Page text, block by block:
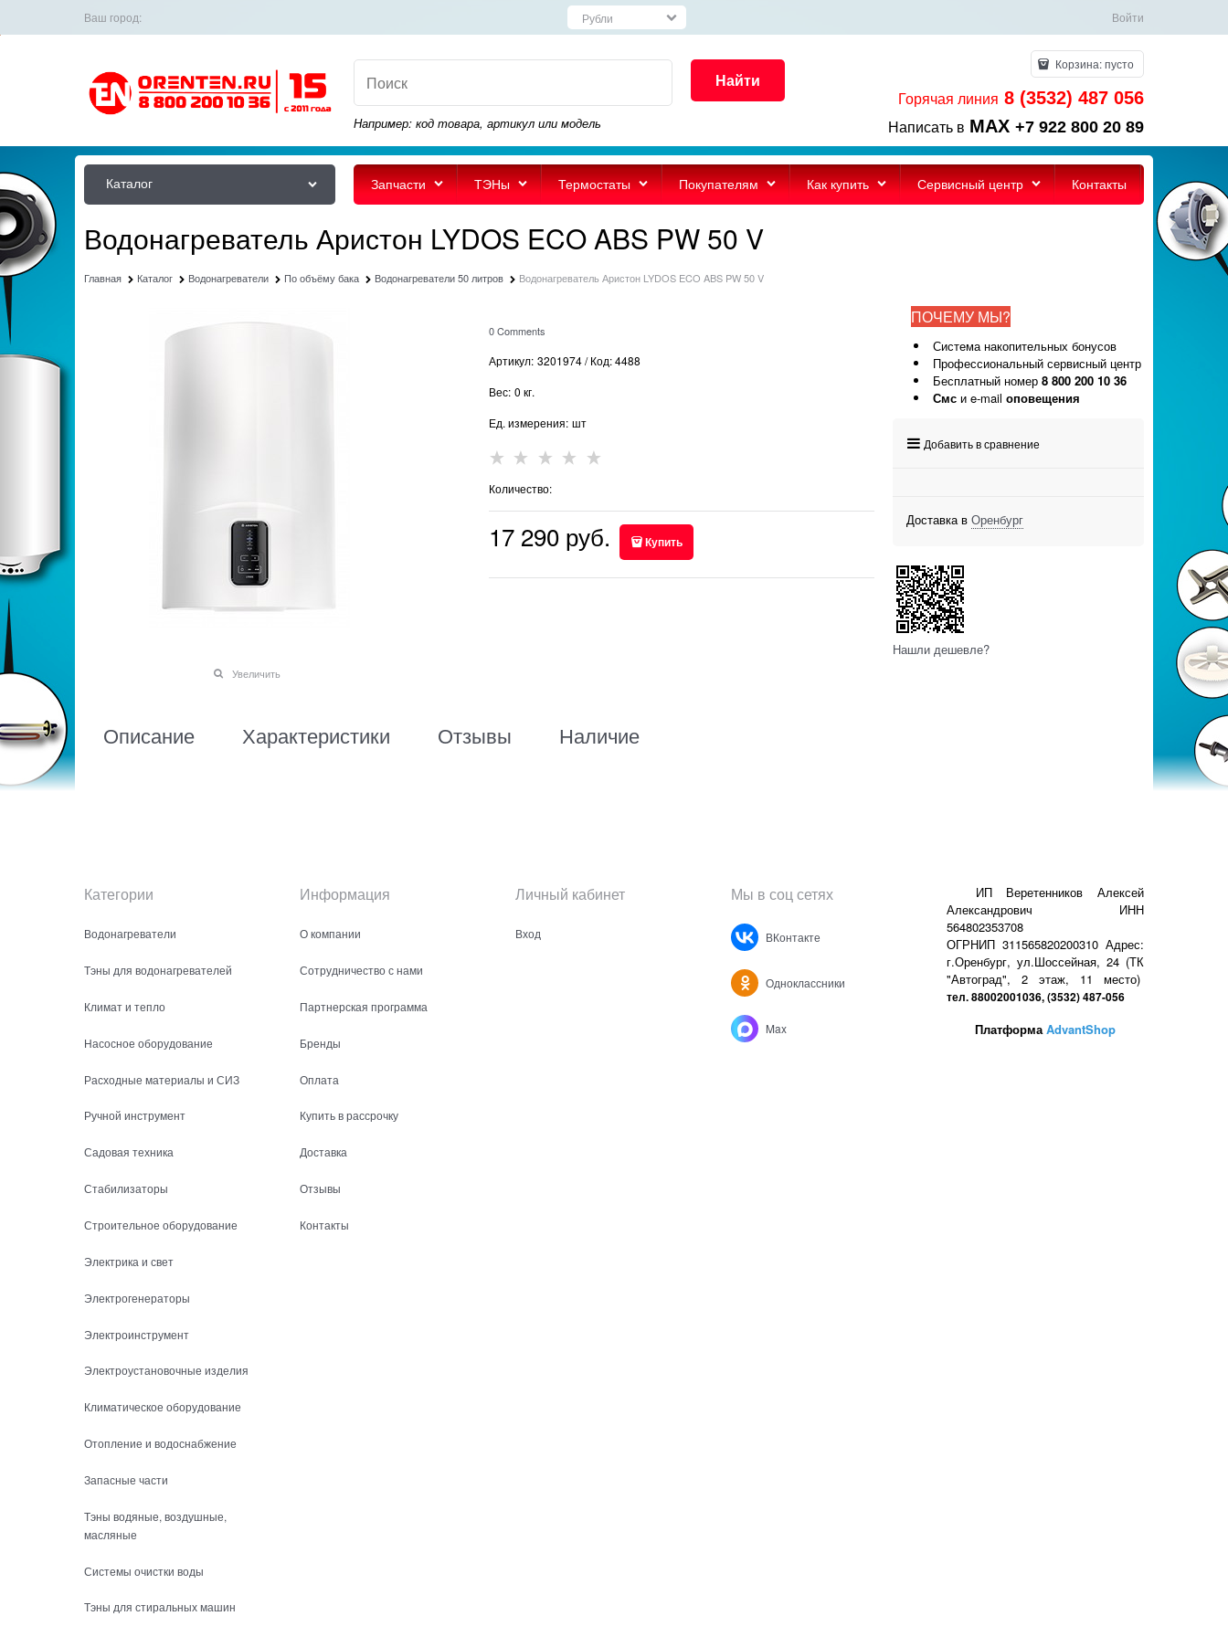
Ваш город: Войти
Найти
Например: код товара, артикул или модель
Корзина:пусто
Горячая линия 8 (3532) 487 056
Написать в MAX +7 922 800 20 89
Каталог Запчасти ТЭНы Термостаты Покупателям Как купить Сервисный центр Контакты
Водонагреватель Аристон LYDOS ECO ABS PW 50 V
Главная Каталог Водонагреватели По объёму бака Водонагреватели 50 литров Водонагреватель Аристон LYDOS ECO ABS PW 50 V
Увеличить
0 Comments
Артикул: 3201974 / Код: 4488
Вес: 0 кг.
Ед. измерения: шт
Количество:
17 290 руб. Купить
Описание Характеристики Отзывы Наличие
ПОЧЕМУ МЫ?
Система накопительных бонусов
Профессиональный сервисный центр
Бесплатный номер 8 800 200 10 36
Смс и e-mail оповещения
Добавить в сравнение
Доставка в Оренбург
Нашли дешевле?
Категории
Водонагреватели
Тэны для водонагревателей
Климат и тепло
Насосное оборудование
Расходные материалы и СИЗ
Ручной инструмент
Садовая техника
Стабилизаторы
Строительное оборудование
Электрика и свет
Электрогенераторы
Электроинструмент
Электроустановочные изделия
Климатическое оборудование
Отопление и водоснабжение
Запасные части
Тэны водяные, воздушные,
масляные
Системы очистки воды
Тэны для стиральных машин
Информация
О компании
Сотрудничество с нами
Партнерская программа
Бренды
Оплата
Купить в рассрочку
Доставка
Отзывы
Контакты
Личный кабинет
Вход
Мы в соц сетях
ВКонтакте
Одноклассники
Max
ИП Веретенников Алексей
Александрович ИНН
564802353708
ОГРНИП 311565820200310 Адрес:
г.Оренбург, ул.Шоссейная, 24 (ТК
"Автоград", 2 этаж, 11 место)
тел. 88002001036, (3532) 487-056
ПлатформаAdvantShop